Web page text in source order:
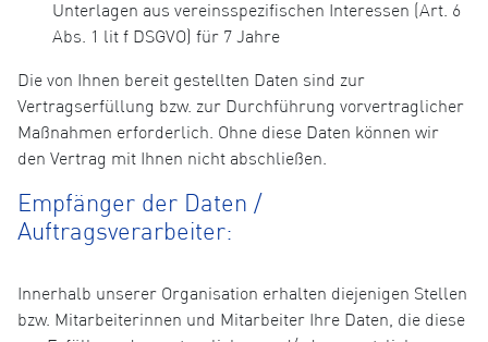
Unterlagen aus vereinsspezifischen Interessen (Art. 6
Abs. 1 lit f DSGVO) für 7 Jahre
Die von Ihnen bereit gestellten Daten sind zur
Vertragserfüllung bzw. zur Durchführung vorvertraglicher
Maßnahmen erforderlich. Ohne diese Daten können wir
den Vertrag mit Ihnen nicht abschließen.
Empfänger der Daten /
Auftragsverarbeiter:
Innerhalb unserer Organisation erhalten diejenigen Stellen
bzw. Mitarbeiterinnen und Mitarbeiter Ihre Daten, die diese